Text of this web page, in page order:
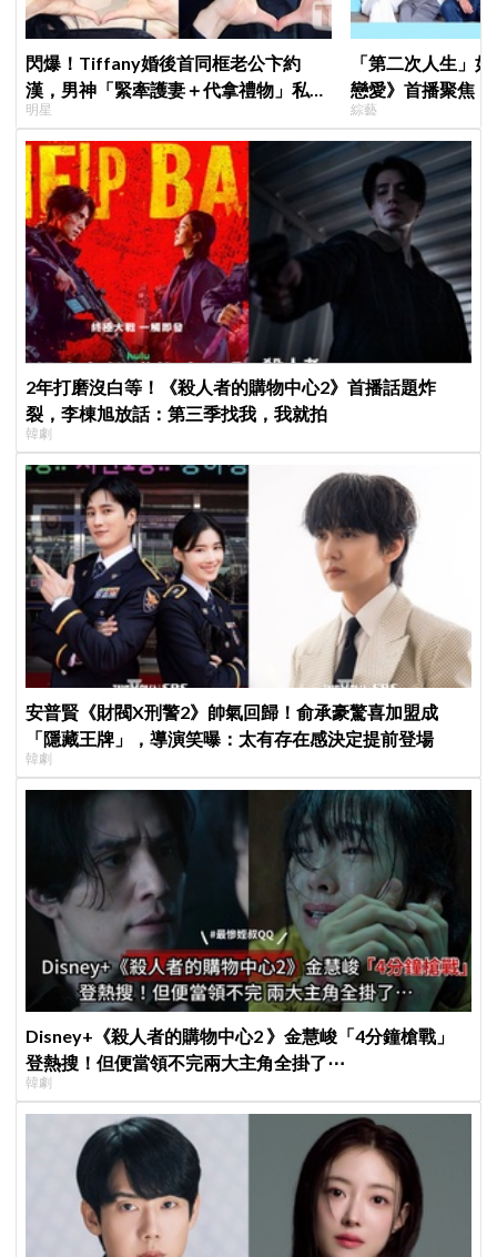
閃爆！Tiffany婚後首同框老公卞約
漢，男神「緊牽護妻＋代拿禮物」私下
甜度超標
明星
「第二次人生」
戀愛》首播聚焦
全場淚崩，初見
綜藝
2年打磨沒白等！《殺人者的購物中心2》首播話題炸
裂，李棟旭放話：第三季找我，我就拍
韓劇
安普賢《財閥X刑警2》帥氣回歸！俞承豪驚喜加盟成
「隱藏王牌」，導演笑曝：太有存在感決定提前登場
韓劇
Disney+《殺人者的購物中心2 》金慧峻「4分鐘槍戰」
登熱搜！但便當領不完兩大主角全掛了⋯
韓劇